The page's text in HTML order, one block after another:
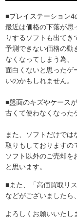
■プレイステーション4
最近は価格の下落が思
りするソフトも出てき
予測できない価格の動
なくなってしまう為、
面白くないと思ったゲ
いのかもしれません。
■盤面のキズやケース
古くて使わなくなった
また、ソフトだけで
取りもしておりますの
ソフト以外のご売却
と思います。
■また、「高価買取リ
などがございましたら
よろしくお願いいたし